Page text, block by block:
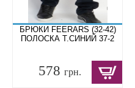
БРЮКИ FEERARS (32-42)
ПОЛОСКА Т.СИНИЙ 37-2
578 грн.